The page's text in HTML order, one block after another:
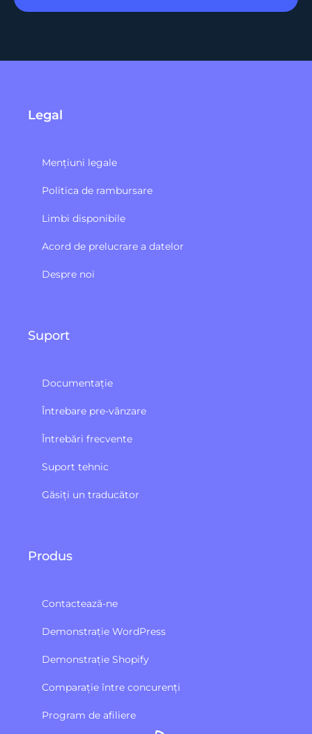
Legal
Mențiuni legale
Politica de rambursare
Limbi disponibile
Acord de prelucrare a datelor
Despre noi
Suport
Documentație
Întrebare pre-vânzare
Întrebări frecvente
Suport tehnic
Găsiți un traducător
Produs
Contactează-ne
Demonstrație WordPress
Demonstrație Shopify
Comparație între concurenți
Program de afiliere